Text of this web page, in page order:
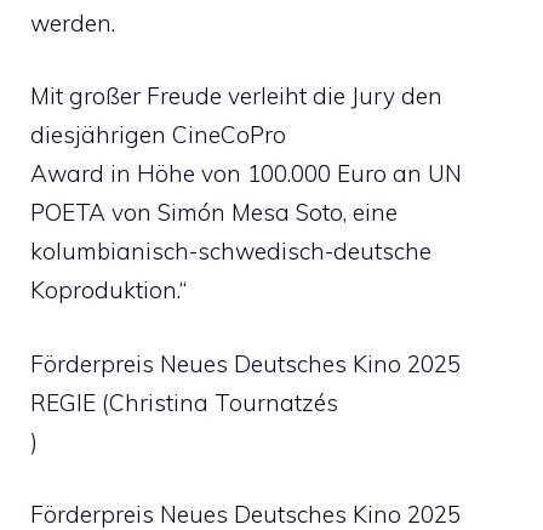
werden.
Mit großer Freude verleiht die Jury den
diesjährigen CineCoPro
Award in Höhe von 100.000 Euro an UN
POETA von Simón Mesa Soto, eine
kolumbianisch-schwedisch-deutsche
Koproduktion.“
Förderpreis Neues Deutsches Kino 2025
REGIE (Christina Tournatzés
)
Förderpreis Neues Deutsches Kino 2025